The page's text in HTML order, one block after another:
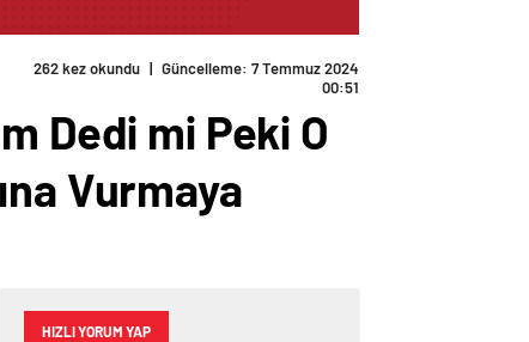
262 kez okundu | Güncelleme: 7 Temmuz 2024
00:51
Dedi mi Peki O
Vurmaya
HIZLI YORUM YAP